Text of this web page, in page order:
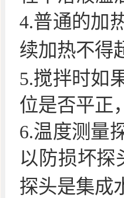
4.普通的加
续加热不得
5.搅拌时如
位是否平正
6.温度测量
以防损坏探
探头是集成